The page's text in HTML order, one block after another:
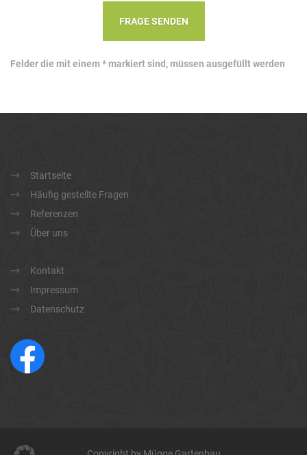
Felder die mit einem * markiert sind, müssen ausgefüllt werden
Startseite
Häufig gestellte Fragen
Referenzen
Über uns
Kontakt
Impressum
Datenschutz